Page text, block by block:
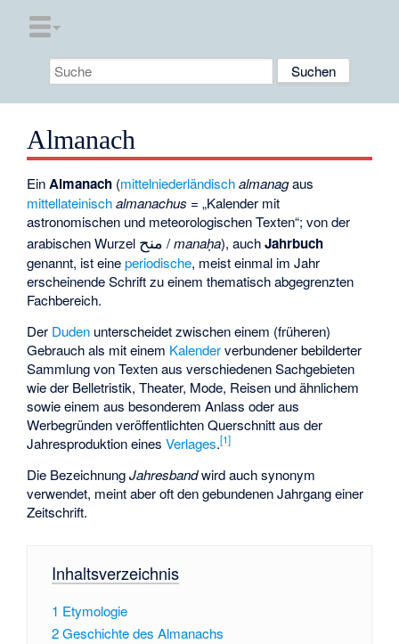
Almanach
EinAlmanach (mittelniederländisch almanagaus
mittellateinisch almanachus = „Kalender mit
astronomischen und meteorologischen Texten“; von der
arabischen Wurzel منح /manaḥa), auchJahrbuch
genannt, ist eineperiodische, meist einmal im Jahr
erscheinende Schrift zu einem thematisch abgegrenzten
Fachbereich.
Der Duden unterscheidet zwischen einem (früheren)
Gebrauch als mit einem Kalenderverbundener bebilderter
Sammlung von Texten aus verschiedenen Sachgebieten
wie der Belletristik, Theater, Mode, Reisen und ähnlichem
sowie einem aus besonderem Anlass oder aus
Werbegründen veröffentlichten Querschnitt aus der
Jahresproduktion einesVerlages.[1]
Die BezeichnungJahresbandwird auch synonym
verwendet, meint aber oft den gebundenen Jahrgang einer
Zeitschrift.
Inhaltsverzeichnis
1 Etymologie
2Geschichte des Almanachs